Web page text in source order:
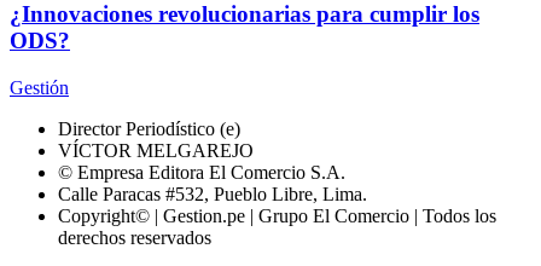
¿Innovaciones revolucionarias para cumplir los
ODS?
Gestión
Director Periodístico (e)
VÍCTOR MELGAREJO
© Empresa Editora El Comercio S.A.
Calle Paracas #532, Pueblo Libre, Lima.
Copyright© | Gestion.pe | Grupo El Comercio | Todos los
derechos reservados